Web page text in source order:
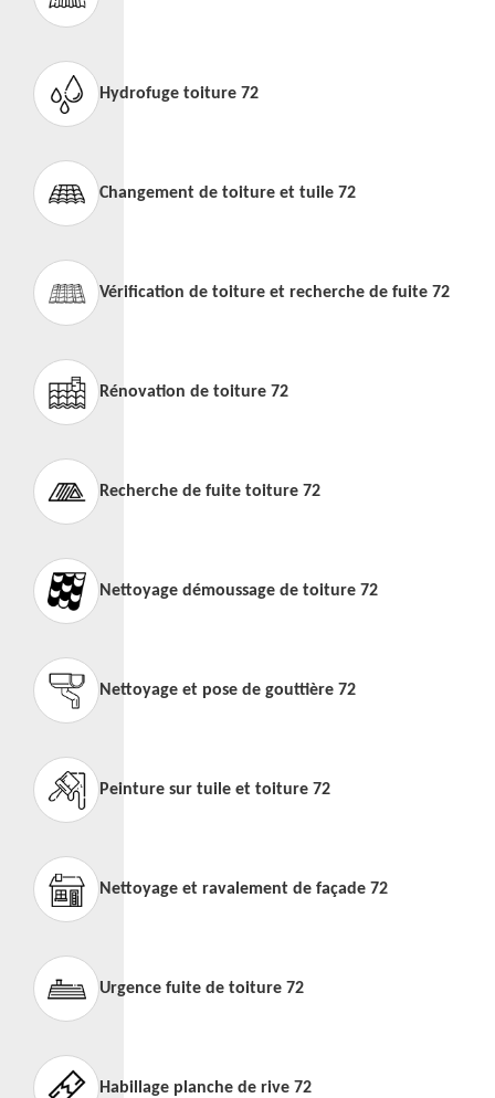
Hydrofuge toiture 72
Changement de toiture et tuile 72
Vérification de toiture et recherche de fuite 72
Rénovation de toiture 72
Recherche de fuite toiture 72
Nettoyage démoussage de toiture 72
Nettoyage et pose de gouttière 72
Peinture sur tuile et toiture 72
Nettoyage et ravalement de façade 72
Urgence fuite de toiture 72
Habillage planche de rive 72